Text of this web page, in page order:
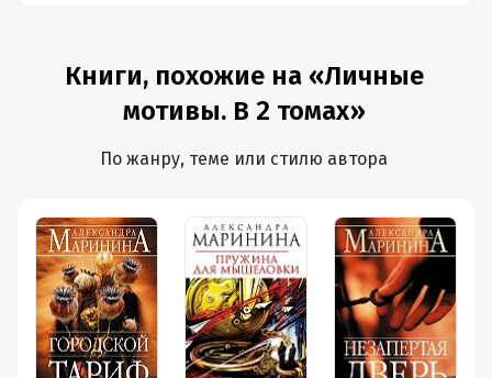
Книги, похожие на «Личные
мотивы. В 2 томах»
По жанру, теме или стилю автора